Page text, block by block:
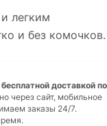
легким
и без комочков.
доставкой по
через сайт, мобильное
заказы 24/7.